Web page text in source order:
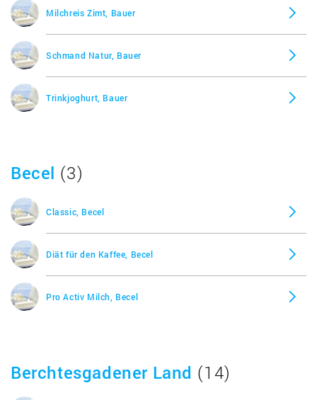
Milchreis Zimt, Bauer
Schmand Natur, Bauer
Trinkjoghurt, Bauer
Becel (3)
Classic, Becel
Diät für den Kaffee, Becel
Pro Activ Milch, Becel
Berchtesgadener Land (14)